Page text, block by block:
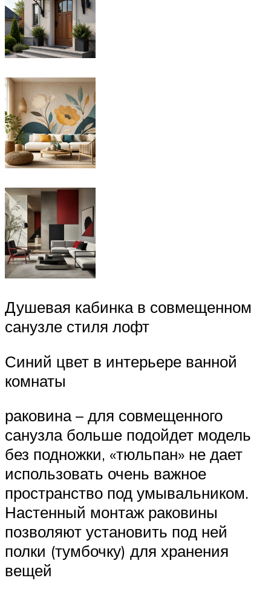
Душевая кабинка в совмещенном
санузле стиля лофт
Синий цвет в интерьере ванной
комнаты
раковина – для совмещенного
санузла больше подойдет модель
без подножки, «тюльпан» не дает
использовать очень важное
пространство под умывальником.
Настенный монтаж раковины
позволяют установить под ней
полки (тумбочку) для хранения
вещей